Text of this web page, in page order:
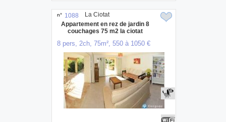
n° 1088
Appartement en rez de jardin 8
couchages 75 m2 la ciotat
8 pers, 2ch, 75m², 550 à 1050 €
La Ciotat